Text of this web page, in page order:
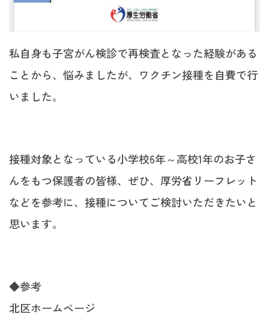
私自身も子宮がん検診で再検査となった経験がある
ことから、悩みましたが、ワクチン接種を自費で行
いました。
接種対象となっている小学校6年～高校1年のお子さ
んをもつ保護者の皆様、ぜひ、厚労省リーフレット
などを参考に、接種についてご検討いただきたいと
思います。
◆参考
北区ホームページ